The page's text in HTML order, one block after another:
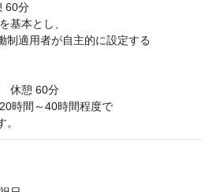
60分
基本とし、
適用者が自主的に設定する
休憩 60分
時間～40時間程度で